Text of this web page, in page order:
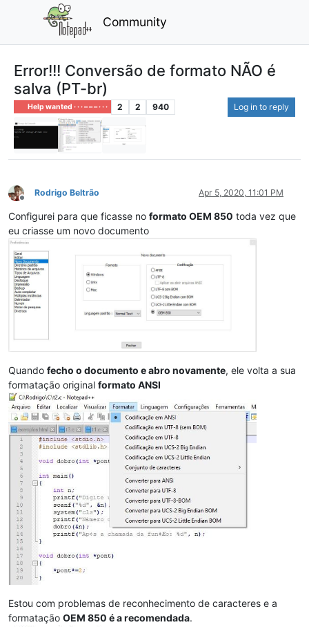
Community
Error!!! Conversão de formato NÃO é
salva (PT-br)
Help wanted · · · – – – · · · 2 2 940 Log in to reply
Offline
Rodrigo Beltrão Apr 5, 2020, 11:01 PM
Configurei para que ficasse no formato OEM 850 toda vez que
eu criasse um novo documento
Quando fecho o documento e abro novamente, ele volta a sua
formatação original formato ANSI
Estou com problemas de reconhecimento de caracteres e a
formatação OEM 850 é a recomendada.